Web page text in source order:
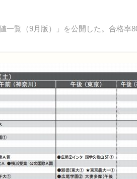
覧（9月版）」を公開した。合格率